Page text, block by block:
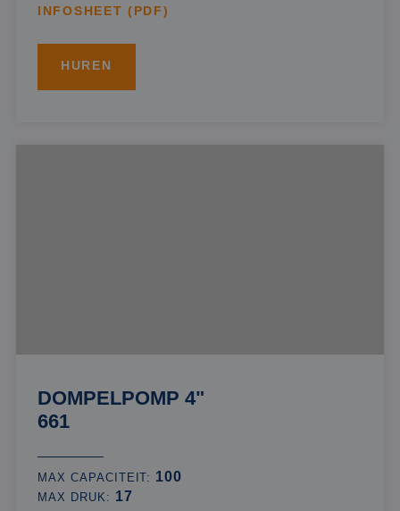
INFOSHEET (PDF)
HUREN
DOMPELPOMP 4"
661
MAX CAPACITEIT: 100
MAX DRUK: 17